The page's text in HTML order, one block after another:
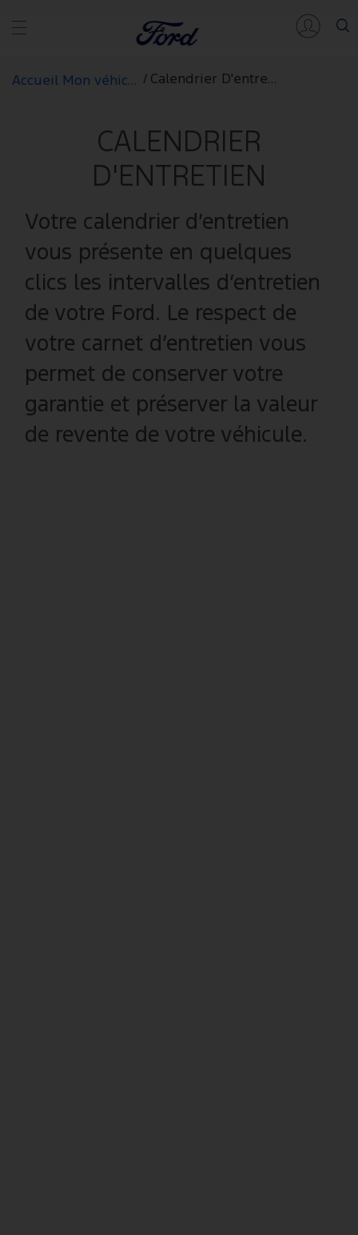
Accueil Mon véhicule / Calendrier D'entretien
CALENDRIER
D'ENTRETIEN
Votre calendrier d’entretien
vous présente en quelques
clics les intervalles d’entretien
de votre Ford. Le respect de
votre carnet d’entretien vous
permet de conserver votre
garantie et préserver la valeur
de revente de votre véhicule.